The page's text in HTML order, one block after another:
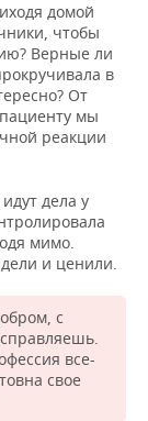
домой
чтобы
Верные ли
в
От
мы
реакции
дела у
мимо.
и ценили.
с
все-
свое